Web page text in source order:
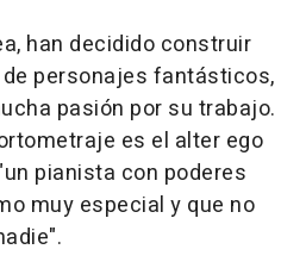
han decidido construir
personajes fantásticos,
pasión por su trabajo.
es el alter ego
pianista con poderes
muy especial y que no